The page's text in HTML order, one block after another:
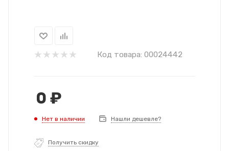
Код товара: 00024442
0 ₽
Нет в наличии Нашли дешевле?
Получить скидку